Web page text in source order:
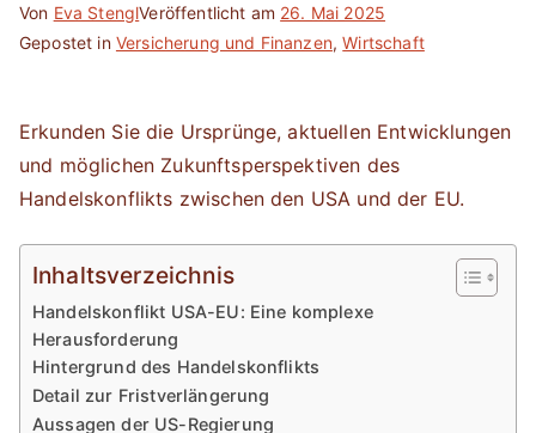
Von Eva StenglVeröffentlicht am 26. Mai 2025
Gepostet in Versicherung und Finanzen,Wirtschaft
Erkunden Sie die Ursprünge, aktuellen Entwicklungen
und möglichen Zukunftsperspektiven des
Handelskonflikts zwischen den USA und der EU.
Inhaltsverzeichnis
Handelskonflikt USA-EU: Eine komplexe
Herausforderung
Hintergrund des Handelskonflikts
Detail zur Fristverlängerung
Aussagen der US-Regierung